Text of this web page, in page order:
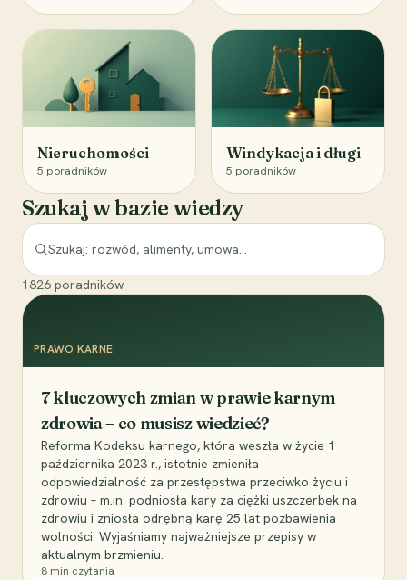
Nieruchomości
5 poradników
Windykacja i długi
5 poradników
Szukaj w bazie wiedzy
1826 poradników
PRAWO KARNE
7 kluczowych zmian w prawie karnym
zdrowia – co musisz wiedzieć?
Reforma Kodeksu karnego, która weszła w życie 1
października 2023 r., istotnie zmieniła
odpowiedzialność za przestępstwa przeciwko życiu i
zdrowiu – m.in. podniosła kary za ciężki uszczerbek na
zdrowiu i zniosła odrębną karę 25 lat pozbawienia
wolności. Wyjaśniamy najważniejsze przepisy w
aktualnym brzmieniu.
8 min czytania